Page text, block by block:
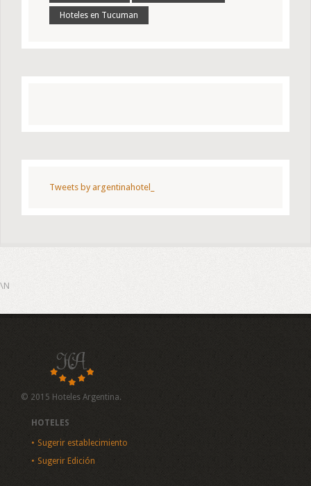
Hoteles en Tucuman
Tweets by argentinahotel_
\N
© 2015 Hoteles Argentina.
HOTELES
Sugerir establecimiento
Sugerir Edición